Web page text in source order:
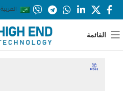
العربية
القائمة